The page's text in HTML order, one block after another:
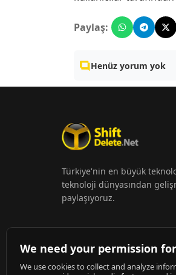
Paylaş:
Henüz yorum yok
Türkiye'nin en büyük
teknoloji dünyasından
paylaşıyoruz.